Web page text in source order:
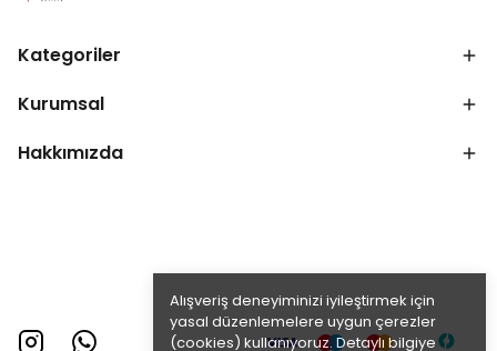
Alışveriş deneyiminizi iyileştirmek için
yasal düzenlemelere uygun çerezler
(cookies) kullanıyoruz. Detaylı bilgiye
Kategoriler
Kurumsal
Hakkımızda